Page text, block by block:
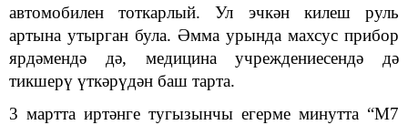
автомобилен тоткарлый. Ул эчкән килеш руль
артына утырган була. Әмма урында махсус прибор
ярдәмендә дә, медицина учреждениесендә дә
тикшерү үткәрүдән баш тарта.
3 мартта иртәнге тугызынчы егерме минутта “М7